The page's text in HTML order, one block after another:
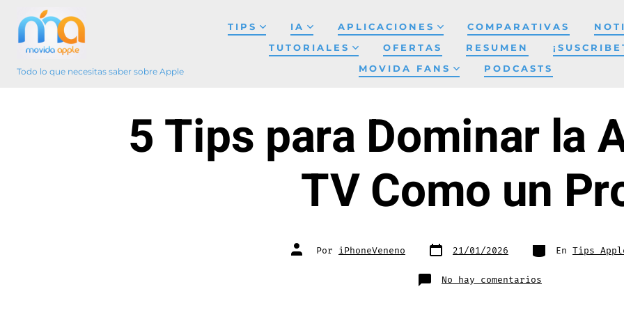
contenido
Todo lo que necesitas saber sobre Apple
TIPS IA APLICACIONES COMPARATIVAS
TUTORIALES
OFERTAS RESUMEN
MOVIDA FANS
PODCASTS
5 Tips para Dominar la
TV Como un
Autor
de Por iPhoneVeneno Fecha
de 21/01/2026 Categorías
En Tips
No hay comentarios
5